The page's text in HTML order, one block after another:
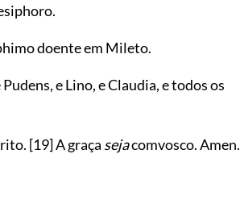
doente em Mileto.
e Lino, e Claudia, e todos os
[19]A graça sejacomvosco. Amen.